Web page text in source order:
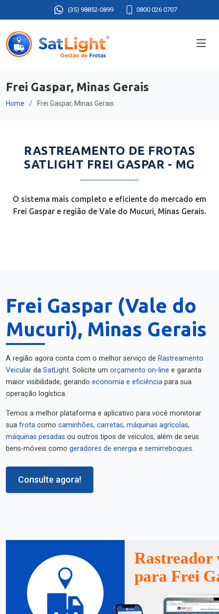
(35) 98852-0899 0800 026 0707
Frei Gaspar, Minas Gerais
Home Frei Gaspar, Minas Gerais
RASTREAMENTO DE FROTAS
SATLIGHT FREI GASPAR - MG
O sistema mais completo e eficiente do mercado em
Frei Gaspar e região de Vale do Mucuri, Minas Gerais.
Frei Gaspar (Vale do
Mucuri), Minas Gerais
A região agora conta com o melhor serviço de Rastreamento
Veicular da SatLight. Solicite um orçamento on-line e garanta
maior visibilidade, gerando economia e eficiência para sua
operação logística.
Temos a melhor plataforma e aplicativo para você monitorar
sua frota como caminhões, carretas, máquinas agrícolas,
máquinas pesadas ou outros tipos de veículos, além de seus
bens-móveis como geradores de energia e semirreboques.
Consulte agora!
Rastreador
para Frei